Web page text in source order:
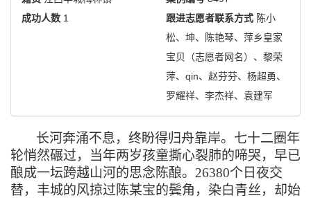
成功人数 1 跟进志愿者联系方式 陈小
松、坤、陈艳琴、萍乡皇家
宝贝（志愿者网名）、黎荣
萍、qin、赵芬芬、杨超勇、
罗耀祥、李杰祥、袁建军
长河奔涌不息，终盼得归舟靠岸。七十二圈年
轮悄然碾过，当年两岁孩童撕心裂肺的啼哭，早已
酿成一坛跨越山河的思念陈酿。 26380个日夜交
替，丰城的风掠过陈某宝的鬓角，染白青丝，却始